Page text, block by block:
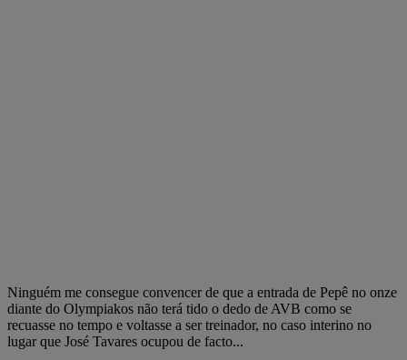
Ninguém me consegue convencer de que a entrada de Pepê no onze
diante do Olympiakos não terá tido o dedo de AVB como se
recuasse no tempo e voltasse a ser treinador, no caso interino no
lugar que José Tavares ocupou de facto...